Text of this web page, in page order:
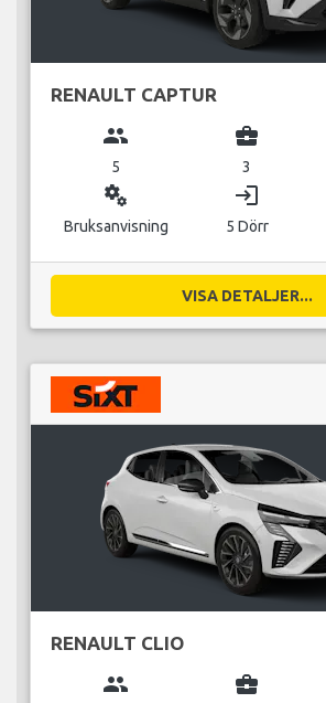
RENAULT CAPTUR
group
5
business_center
3
miscellaneous_services
Bruksanvisning
login
5 Dörr
VISA DETALJER...
RENAULT CLIO
group business_center